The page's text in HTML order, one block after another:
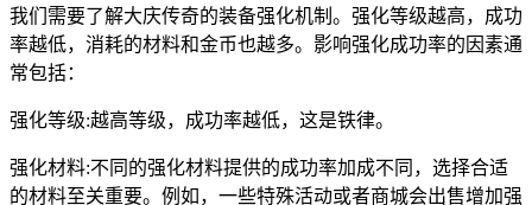
我们需要了解大庆传奇的装备强化机制。强化等级越高，成功
率越低，消耗的材料和金币也越多。影响强化成功率的因素通
常包括：
强化等级:越高等级，成功率越低，这是铁律。
强化材料:不同的强化材料提供的成功率加成不同，选择合适
的材料至关重要。例如，一些特殊活动或者商城会出售增加强